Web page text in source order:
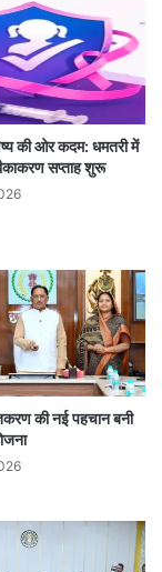
की ओर कदम: धमतरी में
सप्ताह शुरू
की नई पहचान बनी